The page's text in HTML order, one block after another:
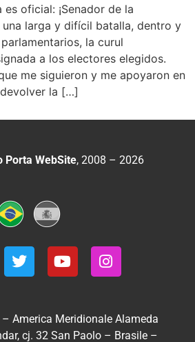
oficial: ¡Senador de la
una larga y difícil batalla, dentro y
la curul
a los electores elegidos.
me siguieron y me apoyaron en
la […]
Porta WebSite, 2008 – 2026
– America Meridionale Alameda
cj. 32 San Paolo – Brasile –